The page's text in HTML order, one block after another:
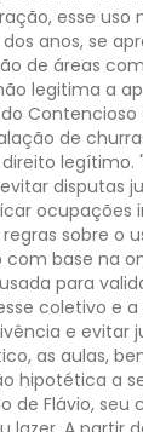
esse uso
anos, se
de áreas
legitima a
de
legítimo.
disputas
ocupações
sobre o
base na
para
coletivo e
e evitar
as aulas,
hipotética a
Flávio, seu